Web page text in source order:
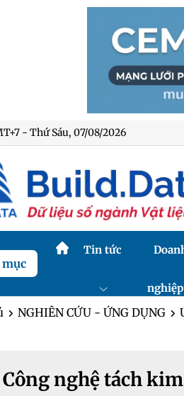
- Thứ Sáu, 07/08/2026
Tin tức
nghiệp
NGHIÊN CỨU - ỨNG DỤNG
Công nghệ tách